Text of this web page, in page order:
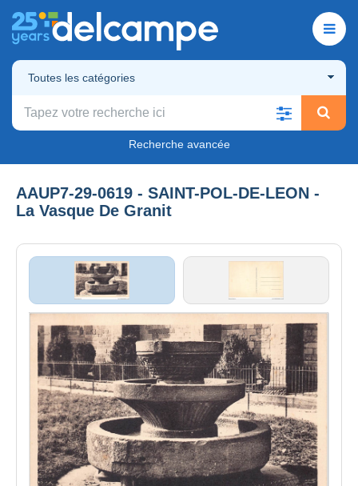
Toutes les catégories
Recherche avancée
AAUP7-29-0619 - SAINT-POL-DE-LEON -
La Vasque De Granit